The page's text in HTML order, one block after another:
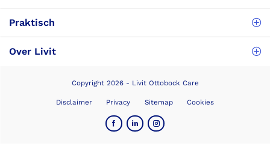
Praktisch
Over Livit
Copyright 2026 - Livit Ottobock Care
Disclaimer Privacy Sitemap Cookies